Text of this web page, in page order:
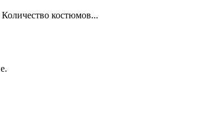
костюмов...